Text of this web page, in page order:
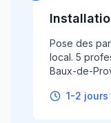
Pose des
local. 5
Baux-de-
1-2 jours